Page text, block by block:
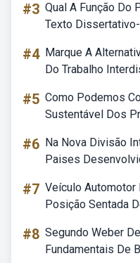
#3 Qual A Função Do
Texto
#4 Marque A
Do Trabalho
#5 Como Podemos
Sustentável Dos
#6 Na Nova Divisão
Paises
#7 Veículo Automotor
Posição Sentada
#8 Segundo Weber
Fundamentais De